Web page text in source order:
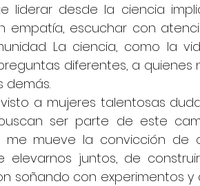
liderar desde la ciencia
empatía, escuchar con
La ciencia, como la
diferentes, a
demás.
a mujeres talentosas
ser parte de este
me mueve la convicción
elevarnos juntos, de
soñando con experimentos